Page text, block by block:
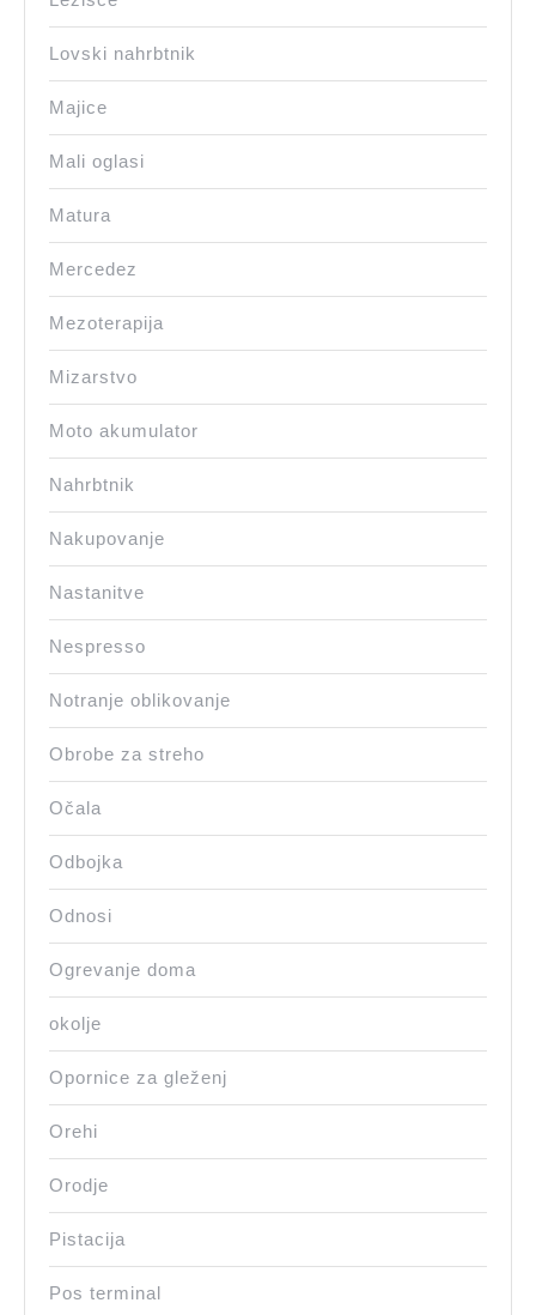
Lovski nahrbtnik
Majice
Mali oglasi
Matura
Mercedez
Mezoterapija
Mizarstvo
Moto akumulator
Nahrbtnik
Nakupovanje
Nastanitve
Nespresso
Notranje oblikovanje
Obrobe za streho
Očala
Odbojka
Odnosi
Ogrevanje doma
okolje
Opornice za gleženj
Orehi
Orodje
Pistacija
Pos terminal